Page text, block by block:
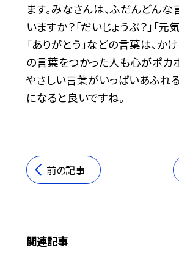
ます。みなさんは、ふだんどん
いますか？「だいじょうぶ？」「元
「ありがとう」などの言葉は、か
の言葉をつかった人も心がポカ
やさしい言葉がいっぱいあふれ
になると良いですね。
前の記事
関連記事